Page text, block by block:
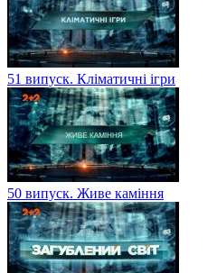
51 випуск. Кліматичні ігри
50 випуск. Живе каміння